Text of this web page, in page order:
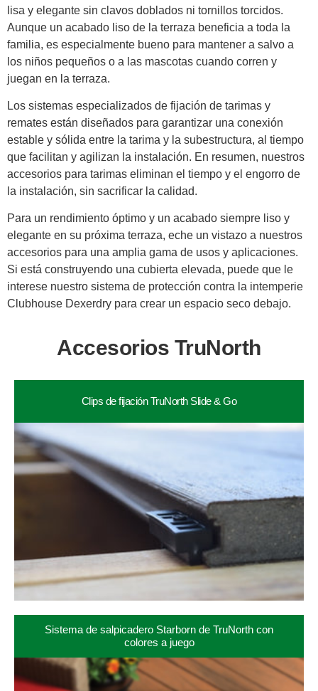
lisa y elegante sin clavos doblados ni tornillos torcidos.
Aunque un acabado liso de la terraza beneficia a toda la
familia, es especialmente bueno para mantener a salvo a
los niños pequeños o a las mascotas cuando corren y
juegan en la terraza.
Los sistemas especializados de fijación de tarimas y
remates están diseñados para garantizar una conexión
estable y sólida entre la tarima y la subestructura, al tiempo
que facilitan y agilizan la instalación. En resumen, nuestros
accesorios para tarimas eliminan el tiempo y el engorro de
la instalación, sin sacrificar la calidad.
Para un rendimiento óptimo y un acabado siempre liso y
elegante en su próxima terraza, eche un vistazo a nuestros
accesorios para una amplia gama de usos y aplicaciones.
Si está construyendo una cubierta elevada, puede que le
interese nuestro sistema de protección contra la intemperie
Clubhouse Dexerdry para crear un espacio seco debajo.
Accesorios TruNorth
Clips de fijación TruNorth Slide & Go
Sistema de salpicadero Starborn de TruNorth con
colores a juego